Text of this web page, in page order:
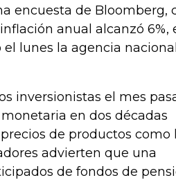
encuesta de Bloomberg,
anual alcanzó 6%,
lunes la agencia
inversionistas el mes
en dos décadas
de productos como
advierten que una
de fondos de